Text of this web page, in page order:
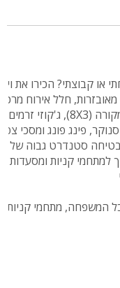
המשפחה, מתחמי